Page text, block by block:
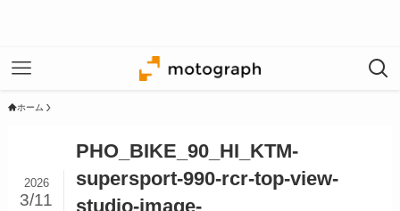
ホーム
PHO_BIKE_90_HI_KTM-
supersport-990-rcr-top-view-
studio-image-
2026
3/11